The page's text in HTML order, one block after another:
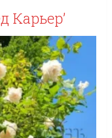
Карьер’